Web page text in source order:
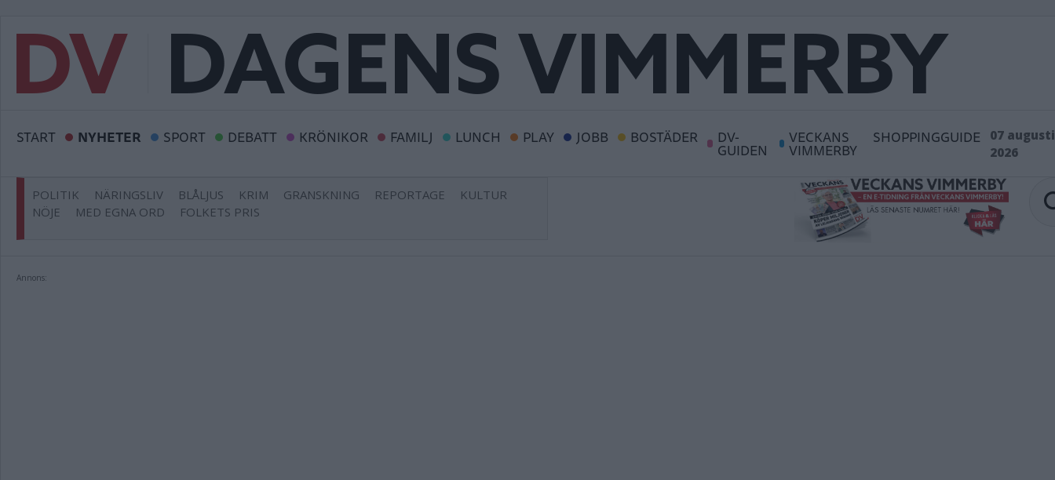
START NYHETER SPORT DEBATT KRÖNIKOR FAMILJ LUNCH PLAY JOBB BOSTÄDER DV-
GUIDEN
VECKANS
VIMMERBY
SHOPPINGGUIDE
07 augusti
2026
POLITIK NÄRINGSLIV BLÅLJUS KRIM GRANSKNING REPORTAGE
KULTUR
NÖJE
MED EGNA ORD FOLKETS PRIS
Annons: